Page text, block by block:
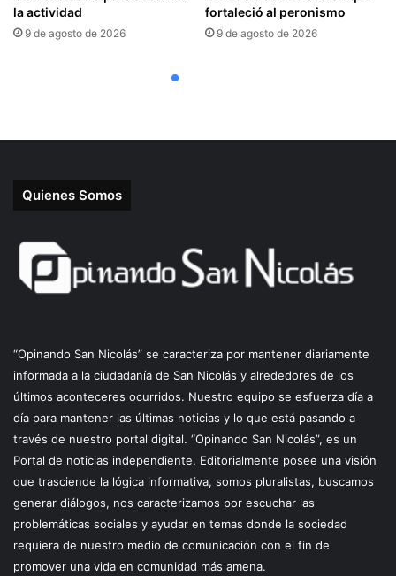
Quienes Somos
“Opinando San Nicolás” se caracteriza por mantener diariamente
informada a la ciudadanía de San Nicolás y alrededores de los
últimos aconteceres ocurridos. Nuestro equipo se esfuerza día a
día para mantener las últimas noticias y lo que está pasando a
través de nuestro portal digital. “Opinando San Nicolás”, es un
Portal de noticias independiente. Editorialmente posee una visión
que trasciende la lógica informativa, somos pluralistas, buscamos
generar diálogos, nos caracterizamos por escuchar las
problemáticas sociales y ayudar en temas donde la sociedad
requiera de nuestro medio de comunicación con el fin de
promover una vida en comunidad más amena.